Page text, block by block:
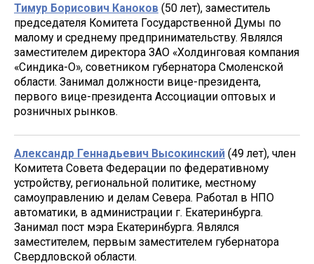
Тимур Борисович Каноков (50 лет), заместитель
председателя Комитета Государственной Думы по
малому и среднему предпринимательству. Являлся
заместителем директора ЗАО «Холдинговая компания
«Синдика-О», советником губернатора Смоленской
области. Занимал должности вице-президента,
первого вице-президента Ассоциации оптовых и
розничных рынков.
Александр Геннадьевич Высокинский (49 лет), член
Комитета Совета Федерации по федеративному
устройству, региональной политике, местному
самоуправлению и делам Севера. Работал в НПО
автоматики, в администрации г. Екатеринбурга.
Занимал пост мэра Екатеринбурга. Являлся
заместителем, первым заместителем губернатора
Свердловской области.